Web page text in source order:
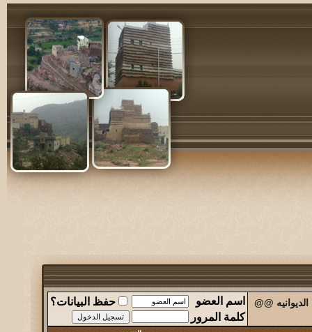
@@ اسم العضو
حفظ البيانات؟
كلمة المرور